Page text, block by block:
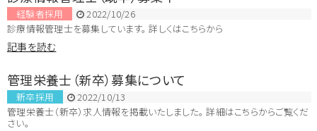
経験者採用
2022/10/26
診療情報管理士を募集しています。 詳しくはこちらから
記事を読む
管理栄養士（新卒）募集について
新卒採用
2022/10/13
管理栄養士（新卒）求人情報を掲載いたしました。 詳細はこちらからご覧くだ
さい。